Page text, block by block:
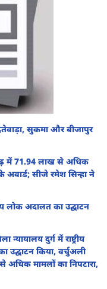
सुकमा और बीजापुर
में 71.94 लाख से अधिक
अवार्ड; सीजे रमेश सिन्हा ने
लोक अदालत का उद्घाटन
दुर्ग में राष्ट्रीय
किया, वर्चुअली
मामलों का निपटारा,